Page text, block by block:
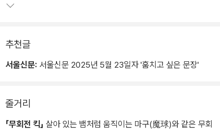
어린이들의 모습이 뿌듯한 감동을 선사한다.
추천글
서울신문: 서울신문 2025년 5월 23일자 '훔치고 싶은 문장'
줄거리
「무회전 킥」